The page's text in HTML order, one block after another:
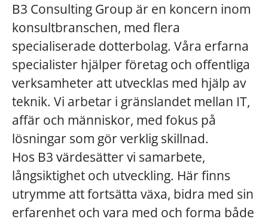
B3 Consulting Group är en koncern inom
konsultbranschen, med flera
specialiserade dotterbolag. Våra erfarna
specialister hjälper företag och offentliga
verksamheter att utvecklas med hjälp av
teknik. Vi arbetar i gränslandet mellan IT,
affär och människor, med fokus på
lösningar som gör verklig skillnad.
Hos B3 värdesätter vi samarbete,
långsiktighet och utveckling. Här finns
utrymme att fortsätta växa, bidra med sin
erfarenhet och vara med och forma både